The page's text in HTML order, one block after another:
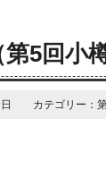
5回小
日 カテゴリー：第